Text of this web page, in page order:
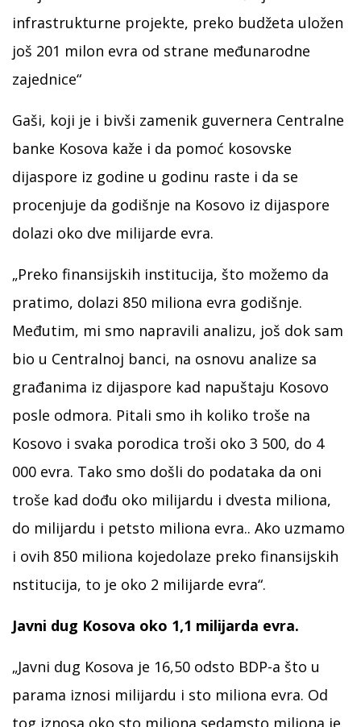
infrastrukturne projekte, preko budžeta uložen
još 201 milon evra od strane međunarodne
zajednice“
Gaši, koji je i bivši zamenik guvernera Centralne
banke Kosova kaže i da pomoć kosovske
dijaspore iz godine u godinu raste i da se
procenjuje da godišnje na Kosovo iz dijaspore
dolazi oko dve milijarde evra.
„Preko finansijskih institucija, što možemo da
pratimo, dolazi 850 miliona evra godišnje.
Međutim, mi smo napravili analizu, još dok sam
bio u Centralnoj banci, na osnovu analize sa
građanima iz dijaspore kad napuštaju Kosovo
posle odmora. Pitali smo ih koliko troše na
Kosovo i svaka porodica troši oko 3 500, do 4
000 evra. Tako smo došli do podataka da oni
troše kad dođu oko milijardu i dvesta miliona,
do milijardu i petsto miliona evra.. Ako uzmamo
i ovih 850 miliona kojedolaze preko finansijskih
nstitucija, to je oko 2 milijarde evra“.
Javni dug Kosova oko 1,1 milijarda evra.
„Javni dug Kosova je 16,50 odsto BDP-a što u
parama iznosi milijardu i sto miliona evra. Od
tog iznosa oko sto miliona sedamsto miliona je